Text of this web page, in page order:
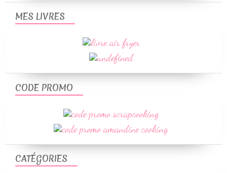
CATÉGORIES
MES LIVRES
CODE PROMO